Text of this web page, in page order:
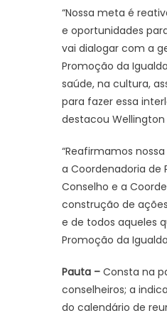
“Nossa meta é
e oportunidades
vai dialogar com a
Promoção da
saúde, na cultura,
para fazer essa
destacou Wellington
“Reafirmamos
a Coordenadoria de
Conselho e a
construção de
e de todos aqueles
Promoção da
Pauta – Consta na
conselheiros; a
do calendário de